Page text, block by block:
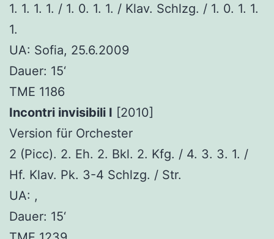
1. 1. 1. 1. / 1. 0. 1. 1. / Klav. Schlzg. / 1. 0. 1. 1.
1.
UA: Sofia, 25.6.2009
Dauer: 15‘
TME 1186
Incontri invisibili I [2010]
Version für Orchester
2 (Picc). 2. Eh. 2. Bkl. 2. Kfg. / 4. 3. 3. 1. /
Hf. Klav. Pk. 3-4 Schlzg. / Str.
UA: ,
Dauer: 15‘